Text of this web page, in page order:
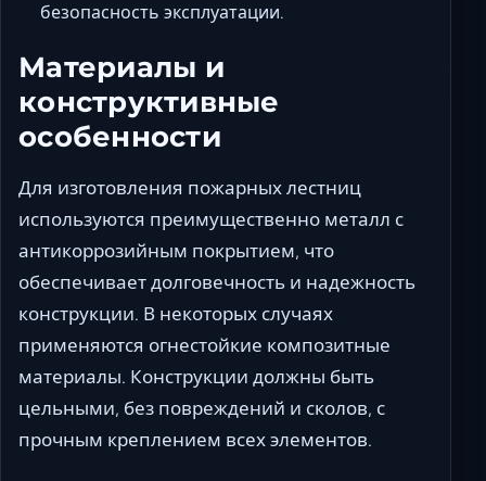
безопасность эксплуатации.
Материалы и
конструктивные
особенности
Для изготовления пожарных лестниц
используются преимущественно металл с
антикоррозийным покрытием, что
обеспечивает долговечность и надежность
конструкции. В некоторых случаях
применяются огнестойкие композитные
материалы. Конструкции должны быть
цельными, без повреждений и сколов, с
прочным креплением всех элементов.